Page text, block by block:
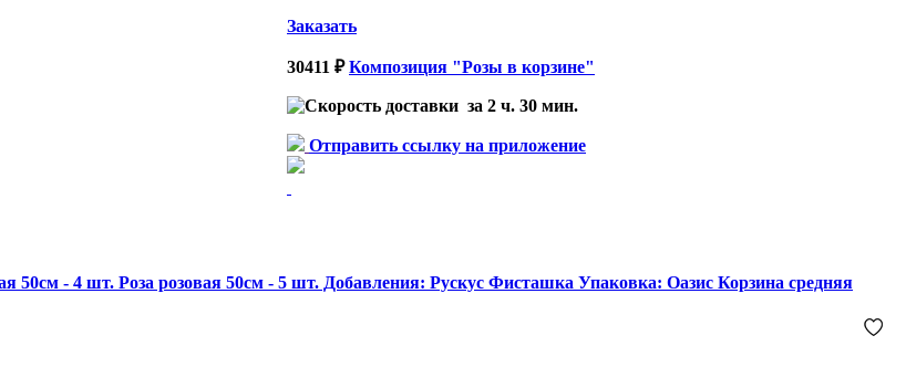
Заказать
30411 ₽ Композиция "Розы в корзине"
за 2 ч. 30 мин.
Отправить ссылку на приложение
50см - 4 шт. Роза розовая 50см - 5 шт. Добавления: Рускус Фисташка Упаковка: Оазис Корзина средняя